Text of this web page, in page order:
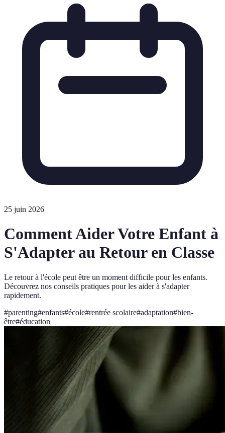
25 juin 2026
Comment Aider Votre Enfant à
S'Adapter au Retour en Classe
Le retour à l'école peut être un moment difficile pour les enfants.
Découvrez nos conseils pratiques pour les aider à s'adapter
rapidement.
#parenting#enfants#école#rentrée scolaire#adaptation#bien-
être#éducation